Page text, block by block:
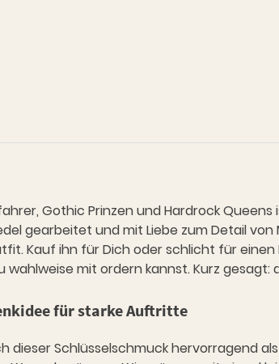
Gothic Prinzen und Hardrock
gearbeitet und mit Liebe zum Detail
Kauf ihn für Dich oder schlicht für
wahlweise mit ordern kannst. Kurz
für starke Auftritte
dieser Schlüsselschmuck hervorragend